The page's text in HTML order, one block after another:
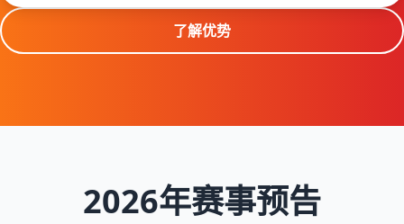
了解优势
2026年赛事预告